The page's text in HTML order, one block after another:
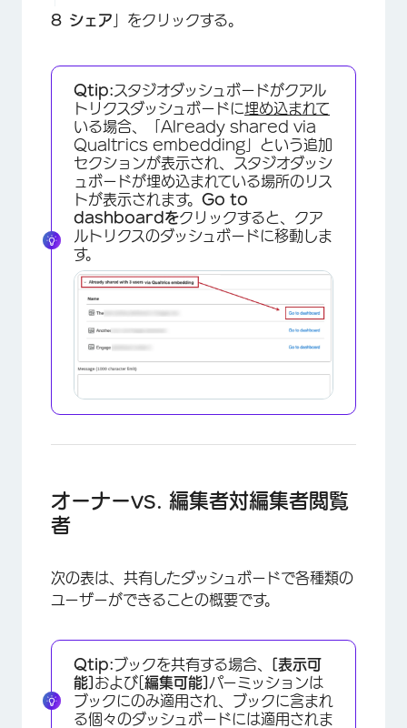
×
シェア 」をクリックする。
Qtip:スタジオダッシュボードがクアル
トリクスダッシュボードに埋め込まれて
いる場合、「Already shared via
Qualtrics embedding」という追加
セクションが表示され、スタジオダッシ
ュボードが埋め込まれている場所のリス
トが表示されます。 Go to
dashboardをクリックすると、クア
ルトリクスのダッシュボードに移動しま
す。
オーナーvs. 編集者対編集者閲覧
者
次の表は、共有したダッシュボードで各種類の
ユーザーができることの概要です。
Qtip:ブックを共有する場合、
[表示可
能] および[ 編集可能] パーミッションは
ブックにのみ適用され、ブックに含まれ
る個々のダッシュボードには適用されま